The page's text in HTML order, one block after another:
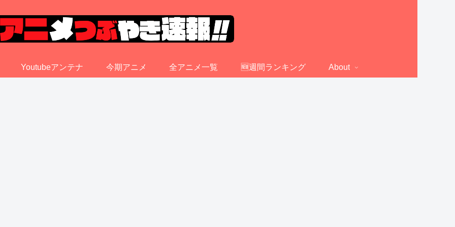
Youtubeアンテナ 今期アニメ 全アニメ一覧 🆕週間ランキング About